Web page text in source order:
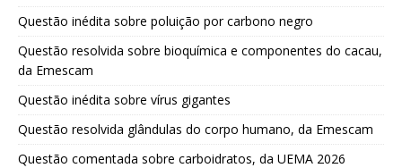
Questão inédita sobre poluição por carbono negro
Questão resolvida sobre bioquímica e componentes do cacau,
da Emescam
Questão inédita sobre vírus gigantes
Questão resolvida glândulas do corpo humano, da Emescam
Questão comentada sobre carboidratos, da UEMA 2026